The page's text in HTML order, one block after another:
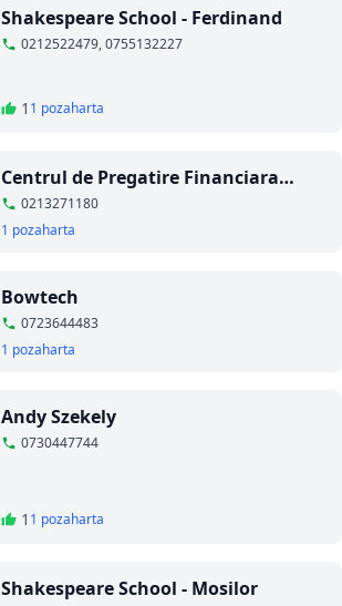
Shakespeare School - Ferdinand
0212522479, 0755132227
1 1 pozaharta
Centrul de Pregatire Financiara
Millenium
0213271180
1 pozaharta
Bowtech
0723644483
1 pozaharta
Andy Szekely
0730447744
1 1 pozaharta
Shakespeare School - Mosilor